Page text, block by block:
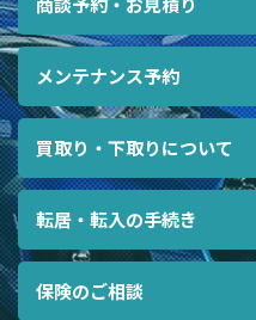
メンテナンス予約
買取り・下取りについて
転居・転入の手続き
保険のご相談